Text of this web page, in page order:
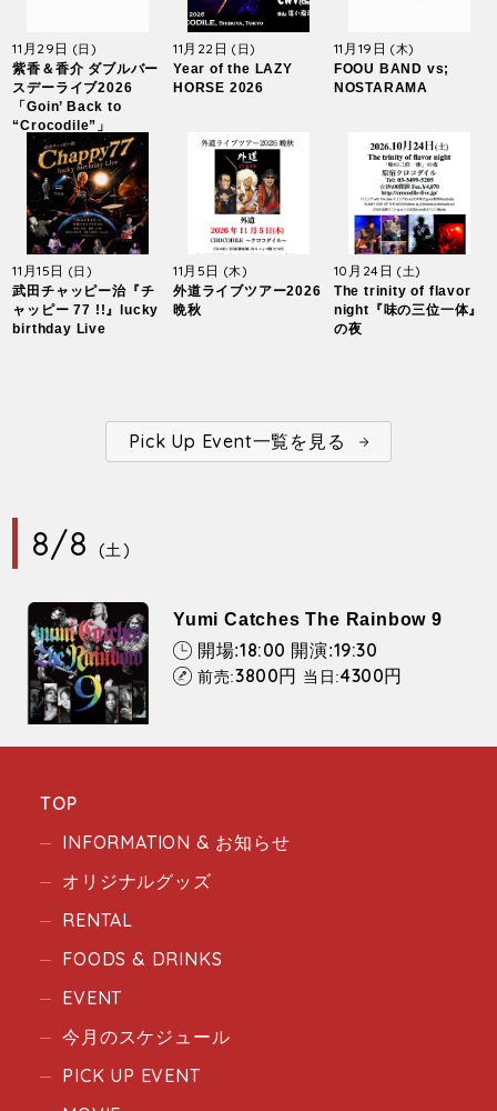
11月29日 (日)
紫香＆香介 ダブルバー
スデーライブ2026
「Goin’ Back to
“Crocodile”」
11月22日(日)
Year of the LAZY
HORSE 2026
11月19日 (木)
FOOU BAND vs;
NOSTARAMA
11月15日 (日)
武田チャッピー治『チ
ャッピー 77 !!』lucky
birthday Live
11月5日 (木)
外道ライブツアー2026
晩秋
10月24日 (土)
The trinity of flavor
night『味の三位一体』
の夜
Pick Up Event一覧を見る
8/8 (土)
Yumi Catches The Rainbow 9
開場:18:00 開演:19:30
前売:3800円 当日:4300円
TOP
INFORMATION & お知らせ
オリジナルグッズ
RENTAL
FOODS & DRINKS
EVENT
今月のスケジュール
PICK UP EVENT